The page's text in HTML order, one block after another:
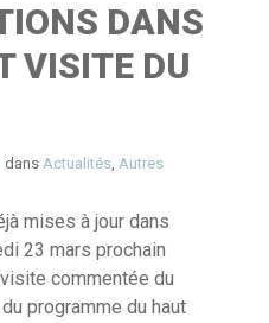
DANS
VISITE DU
dans Actualités, Autres
mises à jour dans
23 mars prochain
commentée du
programme du haut